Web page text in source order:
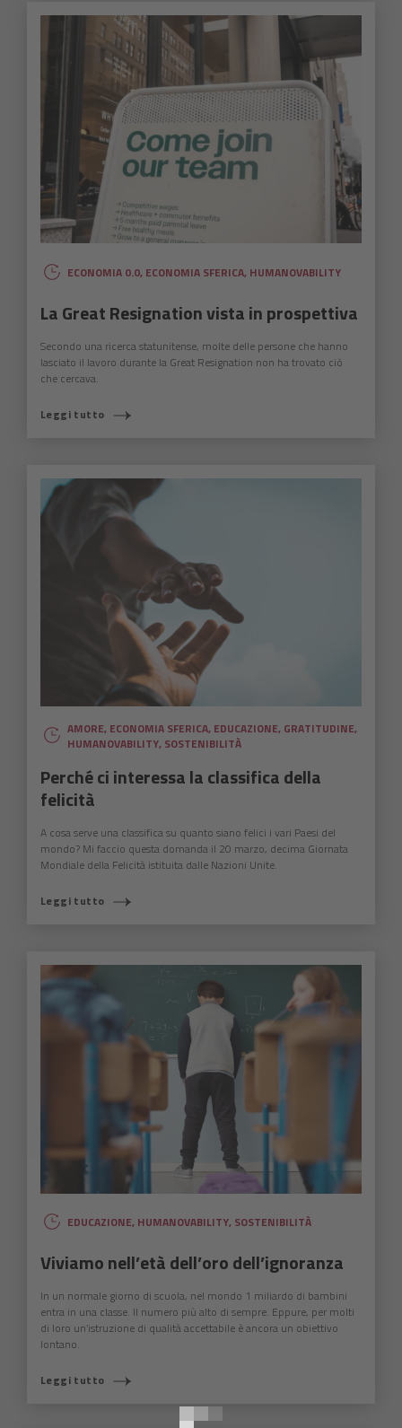
ECONOMIA 0.0, ECONOMIA SFERICA, HUMANOVABILITY
La Great Resignation vista in prospettiva
Secondo una ricerca statunitense, molte delle persone che hanno
lasciato il lavoro durante la Great Resignation non ha trovato ciò
che cercava.
Leggi tutto
AMORE, ECONOMIA SFERICA, EDUCAZIONE, GRATITUDINE,
HUMANOVABILITY, SOSTENIBILITÀ
Perché ci interessa la classifica della
felicità
A cosa serve una classifica su quanto siano felici i vari Paesi del
mondo? Mi faccio questa domanda il 20 marzo, decima Giornata
Mondiale della Felicità istituita dalle Nazioni Unite.
Leggi tutto
EDUCAZIONE, HUMANOVABILITY, SOSTENIBILITÀ
Viviamo nell’età dell’oro dell’ignoranza
In un normale giorno di scuola, nel mondo 1 miliardo di bambini
entra in una classe. Il numero più alto di sempre. Eppure, per molti
di loro un’istruzione di qualità accettabile è ancora un obiettivo
lontano.
Leggi tuttoCOSA STAI CERCANDO?